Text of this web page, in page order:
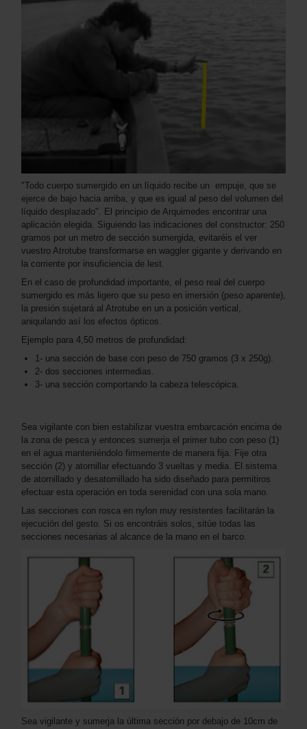
"Todo cuerpo sumergido en un líquido recibe un empuje, que se
ejerce de bajo hacia arriba, y que es igual al peso del volumen del
líquido desplazado". El principio de Arquimedes encontrar una
aplicación elegida. Siguiendo las indicaciones del constructor: 250
gramos por un metro de sección sumergida, evitaréis el ver
vuestro Atrotube transformarse en waggler gigante y derivando en
la corriente por insuficiencia de lest.
En el caso de profundidad importante, el peso real del cuerpo
sumergido es más ligero que su peso en imersión (peso aparente),
la presión sujetará al Atrotube en un a posición vertical,
aniquilando así los efectos ópticos.
Ejemplo para 4,50 metros de profundidad:
1- una sección de base con peso de 750 gramos (3 x 250g).
2- dos secciones intermedias.
3- una sección comportando la cabeza telescópica.
Sea vigilante con bien estabilizar vuestra embarcación encima de
la zona de pesca y entonces sumerja el primer tubo con peso (1)
en el agua manteniéndolo firmemente de manera fija. Fije otra
sección (2) y atornillar efectuando 3 vueltas y media. El sistema
de atornillado y desatornillado ha sido diseñado para permitiros
efectuar esta operación en toda serenidad con una sola mano.
Las secciones con rosca en nylon muy resistentes facilitarán la
ejecución del gesto. Si os encontráis solos, sitúe todas las
secciones necesarias al alcance de la mano en el barco.
Sea vigilante y sumerja la última sección por debajo de 10cm de